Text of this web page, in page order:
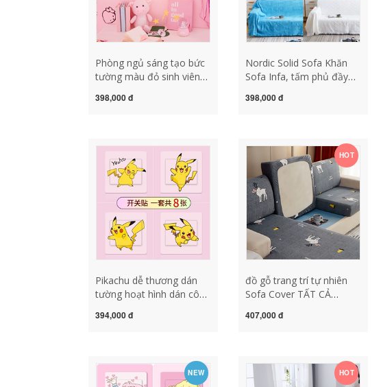
Phòng ngủ sáng tạo bức
tường màu đỏ sinh viên
dán tường cô gái trái tim
khuyến khích đồ gỗ trang
trí nội thất đẹp giá đồ gỗ
trang trí nội thất
398,000 đ
Nordic Solid Sofa Khăn
Sofa Infa, tấm phủ đầy
giản sofa phù hợp với nắp
dùng trang trí bằng gỗ
398,000 đ
Pikachu dễ thương dán
tường hoạt hình dán công
thấm nước và chống
đồ trang trí bằng gỗ đẹp
đồ gỗ trang trí điện
394,000 đ
HOT
đồ gỗ trang trí tự nhiên
Sofa Cover TẤT CẢ
trang trí phòng thờ mua
407,000 đ
NEW HOT